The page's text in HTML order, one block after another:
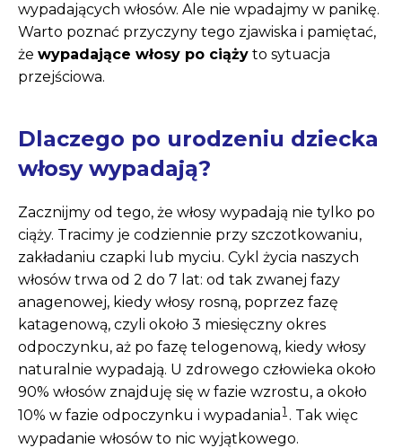
wypadających włosów. Ale nie wpadajmy w panikę.
Warto poznać przyczyny tego zjawiska i pamiętać,
że wypadające włosy po ciąży to sytuacja
przejściowa.
Dlaczego po urodzeniu dziecka
włosy wypadają?
Zacznijmy od tego, że włosy wypadają nie tylko po
ciąży. Tracimy je codziennie przy szczotkowaniu,
zakładaniu czapki lub myciu. Cykl życia naszych
włosów trwa od 2 do 7 lat: od tak zwanej fazy
anagenowej, kiedy włosy rosną, poprzez fazę
katagenową, czyli około 3 miesięczny okres
odpoczynku, aż po fazę telogenową, kiedy włosy
naturalnie wypadają. U zdrowego człowieka około
90% włosów znajduję się w fazie wzrostu, a około
10% w fazie odpoczynku i wypadania1 . Tak więc
wypadanie włosów to nic wyjątkowego.